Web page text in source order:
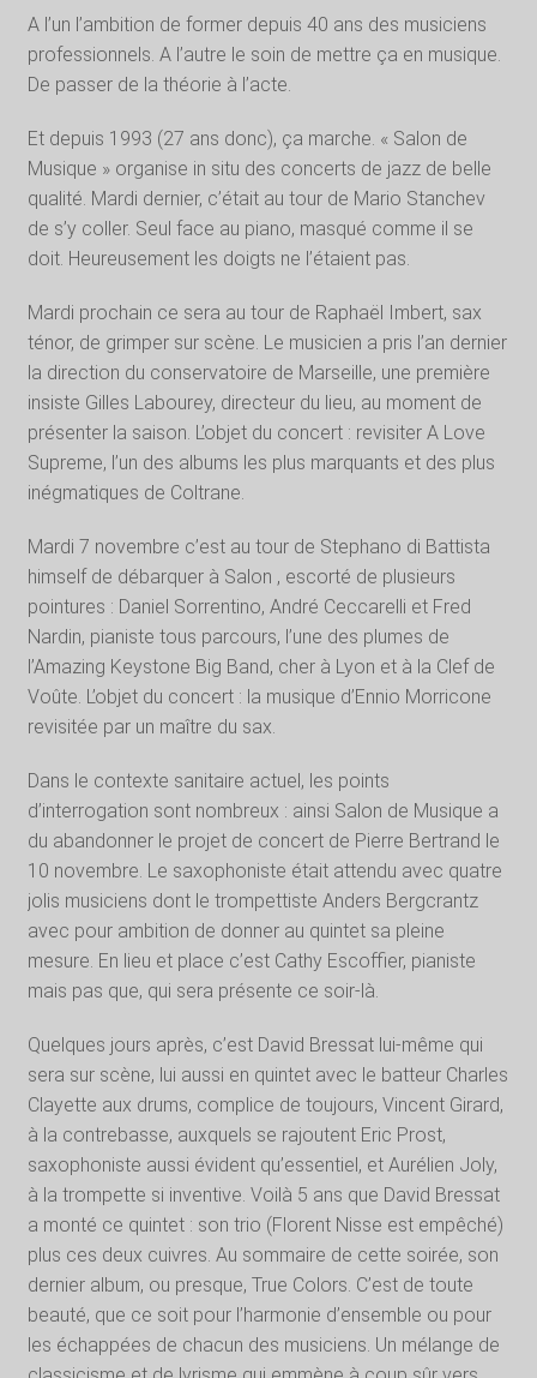
A l’un l’ambition de former depuis 40 ans des musiciens
professionnels. A l’autre le soin de mettre ça en musique.
De passer de la théorie à l’acte.
Et depuis 1993 (27 ans donc), ça marche. « Salon de
Musique » organise in situ des concerts de jazz de belle
qualité. Mardi dernier, c’était au tour de Mario Stanchev
de s’y coller. Seul face au piano, masqué comme il se
doit. Heureusement les doigts ne l’étaient pas.
Mardi prochain ce sera au tour de Raphaël Imbert, sax
ténor, de grimper sur scène. Le musicien a pris l’an dernier
la direction du conservatoire de Marseille, une première
insiste Gilles Labourey, directeur du lieu, au moment de
présenter la saison. L’objet du concert : revisiter A Love
Supreme, l’un des albums les plus marquants et des plus
inégmatiques de Coltrane.
Mardi 7 novembre c’est au tour de Stephano di Battista
himself de débarquer à Salon , escorté de plusieurs
pointures : Daniel Sorrentino, André Ceccarelli et Fred
Nardin, pianiste tous parcours, l’une des plumes de
l’Amazing Keystone Big Band, cher à Lyon et à la Clef de
Voûte. L’objet du concert : la musique d’Ennio Morricone
revisitée par un maître du sax.
Dans le contexte sanitaire actuel, les points
d’interrogation sont nombreux : ainsi Salon de Musique a
du abandonner le projet de concert de Pierre Bertrand le
10 novembre. Le saxophoniste était attendu avec quatre
jolis musiciens dont le trompettiste Anders Bergcrantz
avec pour ambition de donner au quintet sa pleine
mesure. En lieu et place c’est Cathy Escoffier, pianiste
mais pas que, qui sera présente ce soir-là.
Quelques jours après, c’est David Bressat lui-même qui
sera sur scène, lui aussi en quintet avec le batteur Charles
Clayette aux drums, complice de toujours, Vincent Girard,
à la contrebasse, auxquels se rajoutent Eric Prost,
saxophoniste aussi évident qu’essentiel, et Aurélien Joly,
à la trompette si inventive. Voilà 5 ans que David Bressat
a monté ce quintet : son trio (Florent Nisse est empêché)
plus ces deux cuivres. Au sommaire de cette soirée, son
dernier album, ou presque, True Colors. C’est de toute
beauté, que ce soit pour l’harmonie d’ensemble ou pour
les échappées de chacun des musiciens. Un mélange de